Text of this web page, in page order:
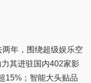
年，围绕超级娱乐空
其进驻国内402家影
15%；智能大头贴品